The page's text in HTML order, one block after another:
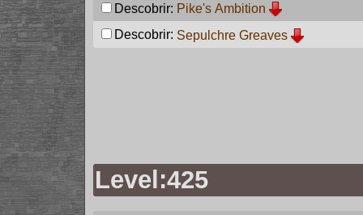
Descobrir: Pike's Ambition
Descobrir: Sepulchre Greaves
Level:425